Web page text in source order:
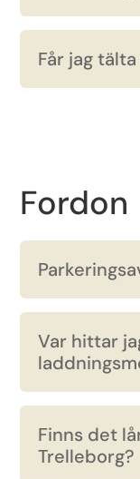
Får jag
Fordon
Var hittar
Finns det
Trelleborg?